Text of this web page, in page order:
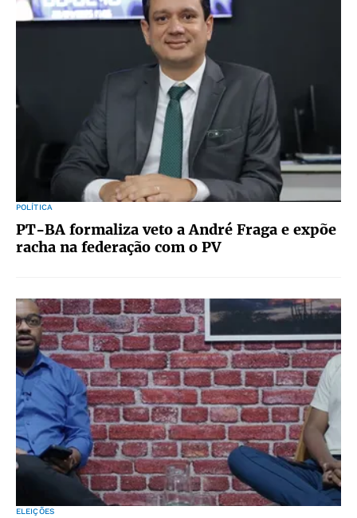
POLÍTICA
PT-BA formaliza veto a André Fraga e expõe
racha na federação com o PV
ELEIÇÕES